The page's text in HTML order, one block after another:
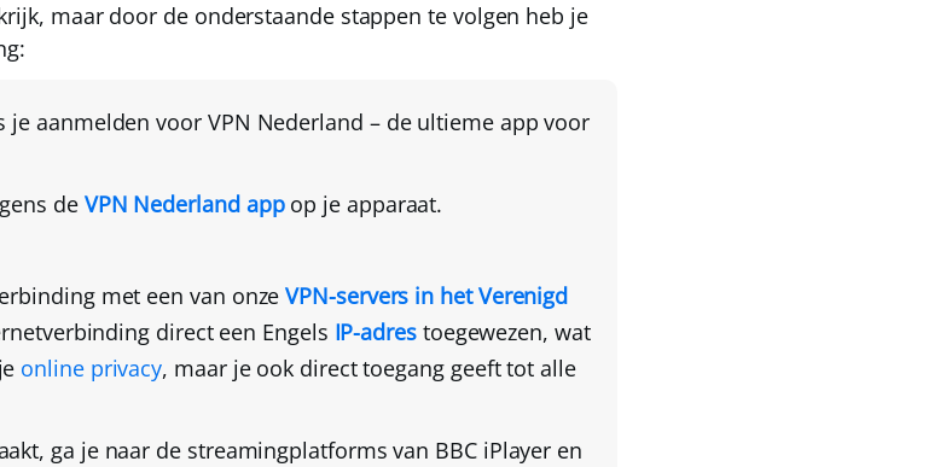
, maar door de onderstaande stappen te volgen heb je
je aanmelden voor VPN Nederland – de ultieme app voor
de VPN Nederland appop je apparaat.
met een van onzeVPN-servers in het Verenigd
direct een Engels IP-adrestoegewezen, wat
online privacy, maar je ook direct toegang geeft tot alle
ga je naar de streamingplatforms van BBC iPlayer en